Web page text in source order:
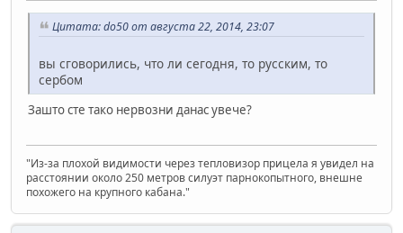
Цитата: do50 от августа 22, 2014, 23:07
вы сговорились, что ли сегодня, то русским, то
сербом
Зашто сте тако нервозни данас увече?
"Из-за плохой видимости через тепловизор прицела я увидел на
расстоянии около 250 метров силуэт парнокопытного, внешне
похожего на крупного кабана."